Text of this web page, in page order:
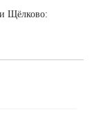
Щёлково: